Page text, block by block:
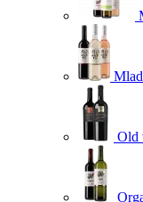
Old